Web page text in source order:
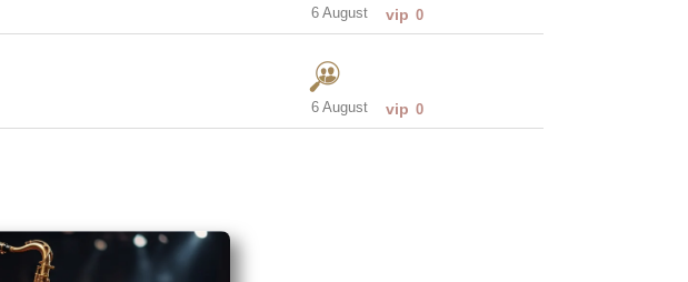
6 August vip 0
6 August vip 0